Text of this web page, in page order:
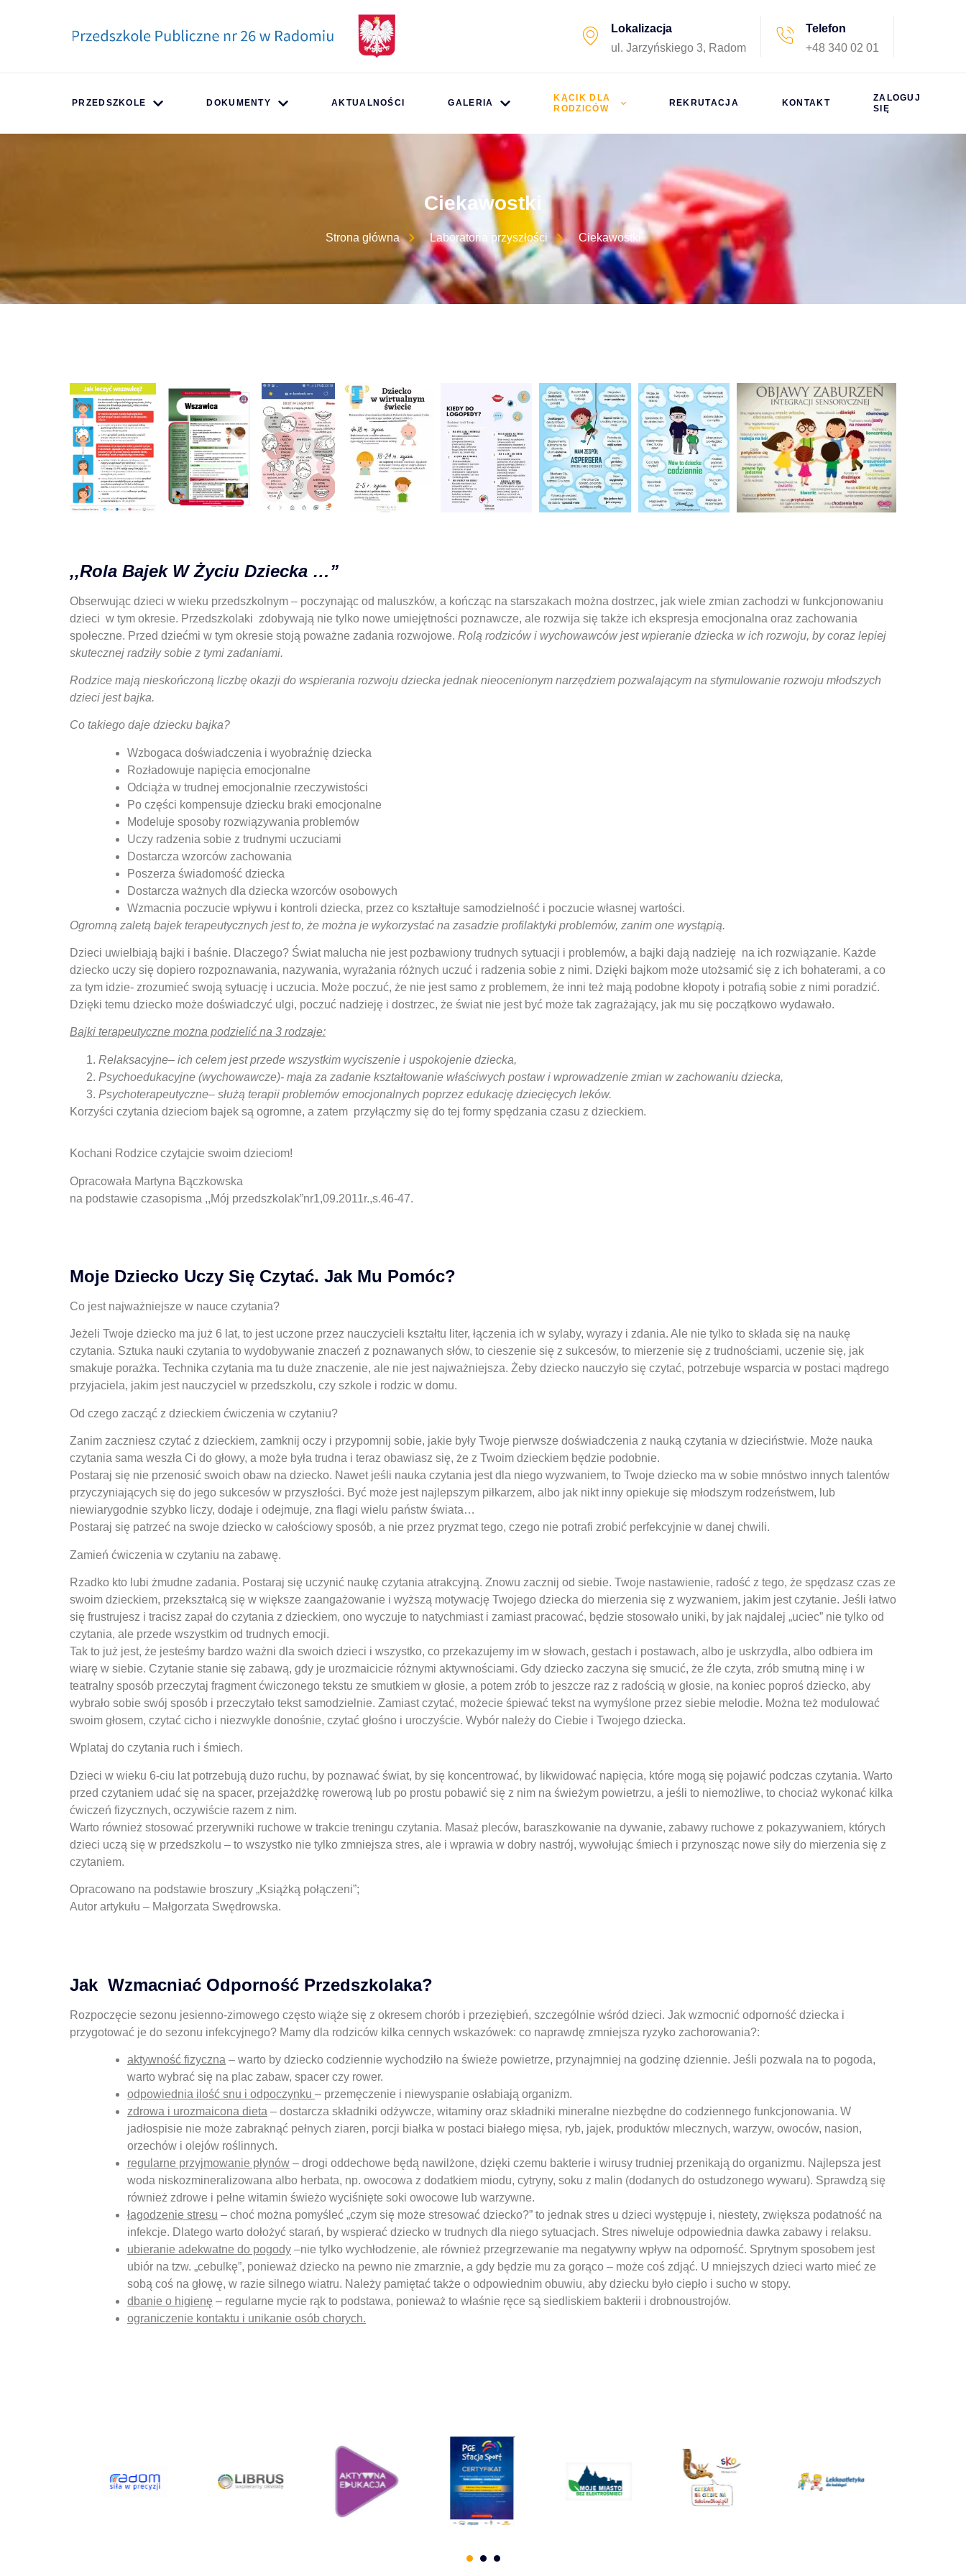
Lokalizacja
ul. Jarzyńskiego 3, Radom
Telefon
+48 340 02 01
PRZEDSZKOLE DOKUMENTY AKTUALNOŚCI GALERIA
KĄCIK DLA
RODZICÓW
REKRUTACJA KONTAKT
ZALOGUJ
SIĘ
Ciekawostki
Strona główna Laboratoria przyszłości Ciekawostki
,,Rola Bajek W Życiu Dziecka …”
Obserwując dzieci w wieku przedszkolnym – poczynając od maluszków, a kończąc na starszakach można dostrzec, jak wiele zmian zachodzi w funkcjonowaniu
dzieci w tym okresie. Przedszkolaki zdobywają nie tylko nowe umiejętności poznawcze, ale rozwija się także ich ekspresja emocjonalna oraz zachowania
społeczne. Przed dziećmi w tym okresie stoją poważne zadania rozwojowe. Rolą rodziców i wychowawców jest wpieranie dziecka w ich rozwoju, by coraz lepiej
skutecznej radziły sobie z tymi zadaniami.
Rodzice mają nieskończoną liczbę okazji do wspierania rozwoju dziecka jednak nieocenionym narzędziem pozwalającym na stymulowanie rozwoju młodszych
dzieci jest bajka.
Co takiego daje dziecku bajka?
Wzbogaca doświadczenia i wyobraźnię dziecka
Rozładowuje napięcia emocjonalne
Odciąża w trudnej emocjonalnie rzeczywistości
Po części kompensuje dziecku braki emocjonalne
Modeluje sposoby rozwiązywania problemów
Uczy radzenia sobie z trudnymi uczuciami
Dostarcza wzorców zachowania
Poszerza świadomość dziecka
Dostarcza ważnych dla dziecka wzorców osobowych
Wzmacnia poczucie wpływu i kontroli dziecka, przez co kształtuje samodzielność i poczucie własnej wartości.
Ogromną zaletą bajek terapeutycznych jest to, że można je wykorzystać na zasadzie profilaktyki problemów, zanim one wystąpią.
Dzieci uwielbiają bajki i baśnie. Dlaczego? Świat malucha nie jest pozbawiony trudnych sytuacji i problemów, a bajki dają nadzieję na ich rozwiązanie. Każde
dziecko uczy się dopiero rozpoznawania, nazywania, wyrażania różnych uczuć i radzenia sobie z nimi. Dzięki bajkom może utożsamić się z ich bohaterami, a co
za tym idzie- zrozumieć swoją sytuację i uczucia. Może poczuć, że nie jest samo z problemem, że inni też mają podobne kłopoty i potrafią sobie z nimi poradzić.
Dzięki temu dziecko może doświadczyć ulgi, poczuć nadzieję i dostrzec, że świat nie jest być może tak zagrażający, jak mu się początkowo wydawało.
Bajki terapeutyczne można podzielić na 3 rodzaje:
Relaksacyjne– ich celem jest przede wszystkim wyciszenie i uspokojenie dziecka,
Psychoedukacyjne (wychowawcze)- maja za zadanie kształtowanie właściwych postaw i wprowadzenie zmian w zachowaniu dziecka,
Psychoterapeutyczne– służą terapii problemów emocjonalnych poprzez edukację dziecięcych leków.
Korzyści czytania dzieciom bajek są ogromne, a zatem przyłączmy się do tej formy spędzania czasu z dzieckiem.
Kochani Rodzice czytajcie swoim dzieciom!
Opracowała Martyna Bączkowska
na podstawie czasopisma ,,Mój przedszkolak”nr1,09.2011r.,s.46-47.
Moje Dziecko Uczy Się Czytać. Jak Mu Pomóc?
Co jest najważniejsze w nauce czytania?
Jeżeli Twoje dziecko ma już 6 lat, to jest uczone przez nauczycieli kształtu liter, łączenia ich w sylaby, wyrazy i zdania. Ale nie tylko to składa się na naukę
czytania. Sztuka nauki czytania to wydobywanie znaczeń z poznawanych słów, to cieszenie się z sukcesów, to mierzenie się z trudnościami, uczenie się, jak
smakuje porażka. Technika czytania ma tu duże znaczenie, ale nie jest najważniejsza. Żeby dziecko nauczyło się czytać, potrzebuje wsparcia w postaci mądrego
przyjaciela, jakim jest nauczyciel w przedszkolu, czy szkole i rodzic w domu.
Od czego zacząć z dzieckiem ćwiczenia w czytaniu?
Zanim zaczniesz czytać z dzieckiem, zamknij oczy i przypomnij sobie, jakie były Twoje pierwsze doświadczenia z nauką czytania w dzieciństwie. Może nauka
czytania sama weszła Ci do głowy, a może była trudna i teraz obawiasz się, że z Twoim dzieckiem będzie podobnie.
Postaraj się nie przenosić swoich obaw na dziecko. Nawet jeśli nauka czytania jest dla niego wyzwaniem, to Twoje dziecko ma w sobie mnóstwo innych talentów
przyczyniających się do jego sukcesów w przyszłości. Być może jest najlepszym piłkarzem, albo jak nikt inny opiekuje się młodszym rodzeństwem, lub
niewiarygodnie szybko liczy, dodaje i odejmuje, zna flagi wielu państw świata…
Postaraj się patrzeć na swoje dziecko w całościowy sposób, a nie przez pryzmat tego, czego nie potrafi zrobić perfekcyjnie w danej chwili.
Zamień ćwiczenia w czytaniu na zabawę.
Rzadko kto lubi żmudne zadania. Postaraj się uczynić naukę czytania atrakcyjną. Znowu zacznij od siebie. Twoje nastawienie, radość z tego, że spędzasz czas ze
swoim dzieckiem, przekształcą się w większe zaangażowanie i wyższą motywację Twojego dziecka do mierzenia się z wyzwaniem, jakim jest czytanie. Jeśli łatwo
się frustrujesz i tracisz zapał do czytania z dzieckiem, ono wyczuje to natychmiast i zamiast pracować, będzie stosowało uniki, by jak najdalej „uciec” nie tylko od
czytania, ale przede wszystkim od trudnych emocji.
Tak to już jest, że jesteśmy bardzo ważni dla swoich dzieci i wszystko, co przekazujemy im w słowach, gestach i postawach, albo je uskrzydla, albo odbiera im
wiarę w siebie. Czytanie stanie się zabawą, gdy je urozmaicicie różnymi aktywnościami. Gdy dziecko zaczyna się smucić, że źle czyta, zrób smutną minę i w
teatralny sposób przeczytaj fragment ćwiczonego tekstu ze smutkiem w głosie, a potem zrób to jeszcze raz z radością w głosie, na koniec poproś dziecko, aby
wybrało sobie swój sposób i przeczytało tekst samodzielnie. Zamiast czytać, możecie śpiewać tekst na wymyślone przez siebie melodie. Można też modulować
swoim głosem, czytać cicho i niezwykle donośnie, czytać głośno i uroczyście. Wybór należy do Ciebie i Twojego dziecka.
Wplataj do czytania ruch i śmiech.
Dzieci w wieku 6-ciu lat potrzebują dużo ruchu, by poznawać świat, by się koncentrować, by likwidować napięcia, które mogą się pojawić podczas czytania. Warto
przed czytaniem udać się na spacer, przejażdżkę rowerową lub po prostu pobawić się z nim na świeżym powietrzu, a jeśli to niemożliwe, to chociaż wykonać kilka
ćwiczeń fizycznych, oczywiście razem z nim.
Warto również stosować przerywniki ruchowe w trakcie treningu czytania. Masaż pleców, baraszkowanie na dywanie, zabawy ruchowe z pokazywaniem, których
dzieci uczą się w przedszkolu – to wszystko nie tylko zmniejsza stres, ale i wprawia w dobry nastrój, wywołując śmiech i przynosząc nowe siły do mierzenia się z
czytaniem.
Opracowano na podstawie broszury „Książką połączeni”;
Autor artykułu – Małgorzata Swędrowska.
Jak Wzmacniać Odporność Przedszkolaka?
Rozpoczęcie sezonu jesienno-zimowego często wiąże się z okresem chorób i przeziębień, szczególnie wśród dzieci. Jak wzmocnić odporność dziecka i
przygotować je do sezonu infekcyjnego? Mamy dla rodziców kilka cennych wskazówek: co naprawdę zmniejsza ryzyko zachorowania?:
aktywność fizyczna – warto by dziecko codziennie wychodziło na świeże powietrze, przynajmniej na godzinę dziennie. Jeśli pozwala na to pogoda,
warto wybrać się na plac zabaw, spacer czy rower.
odpowiednia ilość snu i odpoczynku – przemęczenie i niewyspanie osłabiają organizm.
zdrowa i urozmaicona dieta – dostarcza składniki odżywcze, witaminy oraz składniki mineralne niezbędne do codziennego funkcjonowania. W
jadłospisie nie może zabraknąć pełnych ziaren, porcji białka w postaci białego mięsa, ryb, jajek, produktów mlecznych, warzyw, owoców, nasion,
orzechów i olejów roślinnych.
regularne przyjmowanie płynów – drogi oddechowe będą nawilżone, dzięki czemu bakterie i wirusy trudniej przenikają do organizmu. Najlepsza jest
woda niskozmineralizowana albo herbata, np. owocowa z dodatkiem miodu, cytryny, soku z malin (dodanych do ostudzonego wywaru). Sprawdzą się
również zdrowe i pełne witamin świeżo wyciśnięte soki owocowe lub warzywne.
łagodzenie stresu – choć można pomyśleć „czym się może stresować dziecko?” to jednak stres u dzieci występuje i, niestety, zwiększa podatność na
infekcje. Dlatego warto dołożyć starań, by wspierać dziecko w trudnych dla niego sytuacjach. Stres niweluje odpowiednia dawka zabawy i relaksu.
ubieranie adekwatne do pogody –nie tylko wychłodzenie, ale również przegrzewanie ma negatywny wpływ na odporność. Sprytnym sposobem jest
ubiór na tzw. „cebulkę”, ponieważ dziecko na pewno nie zmarznie, a gdy będzie mu za gorąco – może coś zdjąć. U mniejszych dzieci warto mieć ze
sobą coś na głowę, w razie silnego wiatru. Należy pamiętać także o odpowiednim obuwiu, aby dziecku było ciepło i sucho w stopy.
dbanie o higienę – regularne mycie rąk to podstawa, ponieważ to właśnie ręce są siedliskiem bakterii i drobnoustrojów.
ograniczenie kontaktu i unikanie osób chorych.